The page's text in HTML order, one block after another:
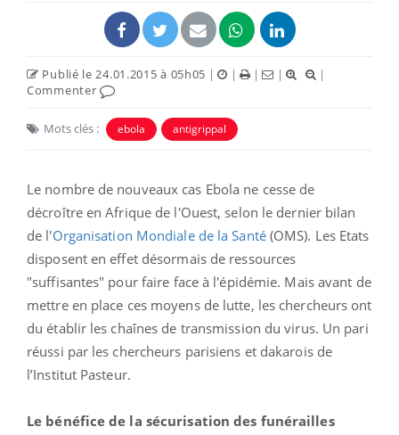
Publié le 24.01.2015 à 05h05 | | | |
|
Commenter
Mots clés : ebola antigrippal
Le nombre de nouveaux cas Ebola ne cesse de
décroître en Afrique de l'Ouest, selon le dernier bilan
de l'Organisation Mondiale de la Santé(OMS). Les Etats
disposent en effet désormais de ressources
"suffisantes" pour faire face à l'épidémie. Mais avant de
mettre en place ces moyens de lutte, les chercheurs ont
du établir les chaînes de transmission du virus. Un pari
réussi par les chercheurs parisiens et dakarois de
l’Institut Pasteur.
Le bénéfice de la sécurisation des funérailles